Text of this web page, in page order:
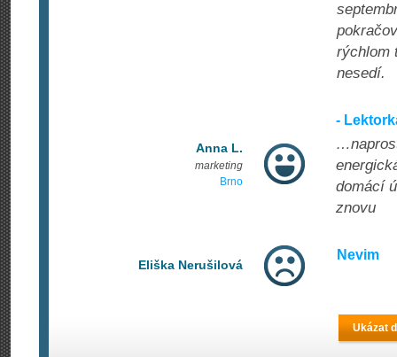
rýchlom
nesedí.
Anna L.
marketing
Brno
-
domácí
znovu
Eliška Nerušilová
Nevim
Ukázat